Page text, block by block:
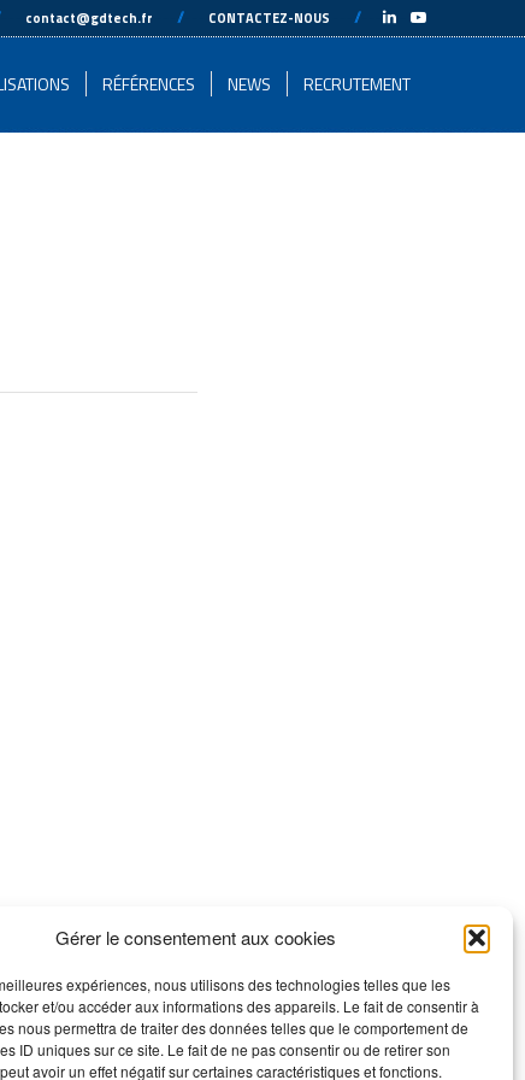
Gérer le consentement aux cookies
expériences, nous utilisons des technologies telles que les
et/ou accéder aux informations des appareils. Le fait de consentir à
nous permettra de traiter des données telles que le comportement de
ID uniques sur ce site. Le fait de ne pas consentir ou de retirer son
avoir un effet négatif sur certaines caractéristiques et fonctions.
contact@gdtech.fr // CONTACTEZ-NOUS //
RÉFÉRENCES NEWS RECRUTEMENT